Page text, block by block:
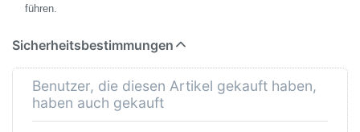
führen.
Sicherheitsbestimmungen
Benutzer, die diesen Artikel gekauft haben,
haben auch gekauft